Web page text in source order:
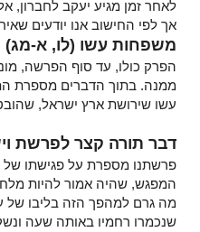
אך לפי החישוב אנו יודעים
משפחות עשו (לו, א-מג)
הפרק כולו, עד סוף הפרשה,
ממנה. בתוך הדברים מספרת
עשו שירושת ארץ ישראל,
דבר תורה קצר לפרשת
פרשתנו מספרת על פגישתו של
המפגש, שהיה אמור להיות
מה גרם למהפך הזה בליבו של
שנכמרו רחמיו באותה שעה